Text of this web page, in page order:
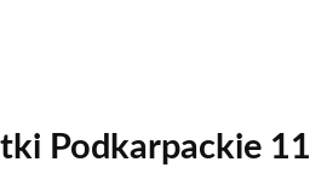
Podkarpackie 11